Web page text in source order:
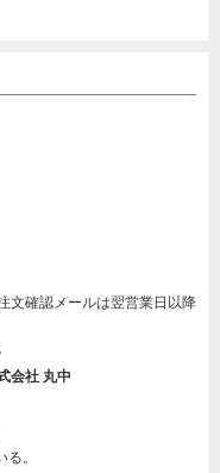
文確認メールは翌営業日以降
会社 丸中
。